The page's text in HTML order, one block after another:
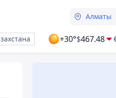
Алматы
+30°$467.48